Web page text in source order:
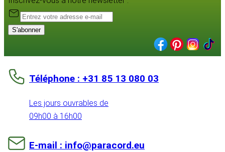
S'abonner
Téléphone : +31 85 13 080 03
Les jours ouvrables de
09h00 à 16h00
E-mail : info@paracord.eu